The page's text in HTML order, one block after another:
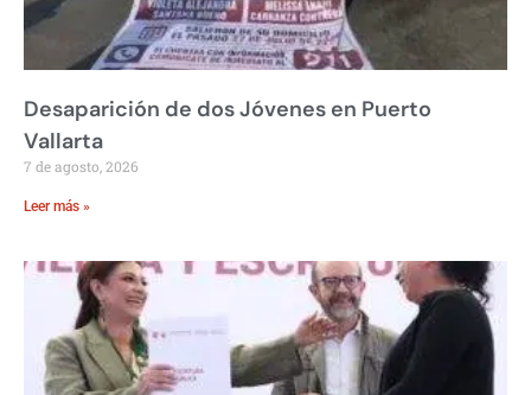
Desaparición de dos Jóvenes en Puerto
Vallarta
7 de agosto, 2026
Leer más »